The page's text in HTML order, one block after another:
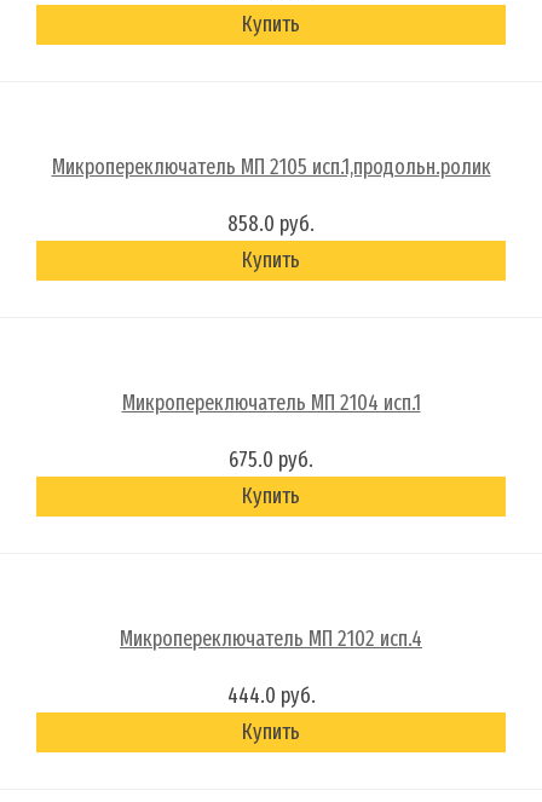
Купить
Микропереключатель МП 2105 исп.1,продольн.ролик
858.0 руб.
Купить
Микропереключатель МП 2104 исп.1
675.0 руб.
Купить
Микропереключатель МП 2102 исп.4
444.0 руб.
Купить